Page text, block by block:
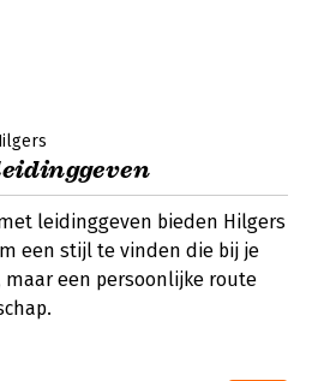
leidinggeven bieden Hilgers
een stijl te vinden die bij je
maar een persoonlijke route